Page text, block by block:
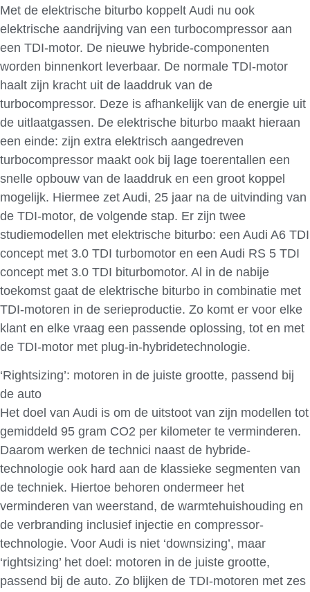
Met de elektrische biturbo koppelt Audi nu ook
elektrische aandrijving van een turbocompressor aan
een TDI-motor. De nieuwe hybride-componenten
worden binnenkort leverbaar. De normale TDI-motor
haalt zijn kracht uit de laaddruk van de
turbocompressor. Deze is afhankelijk van de energie uit
de uitlaatgassen. De elektrische biturbo maakt hieraan
een einde: zijn extra elektrisch aangedreven
turbocompressor maakt ook bij lage toerentallen een
snelle opbouw van de laaddruk en een groot koppel
mogelijk. Hiermee zet Audi, 25 jaar na de uitvinding van
de TDI-motor, de volgende stap. Er zijn twee
studiemodellen met elektrische biturbo: een Audi A6 TDI
concept met 3.0 TDI turbomotor en een Audi RS 5 TDI
concept met 3.0 TDI biturbomotor. Al in de nabije
toekomst gaat de elektrische biturbo in combinatie met
TDI-motoren in de serieproductie. Zo komt er voor elke
klant en elke vraag een passende oplossing, tot en met
de TDI-motor met plug-in-hybridetechnologie.
‘Rightsizing’: motoren in de juiste grootte, passend bij
de auto
Het doel van Audi is om de uitstoot van zijn modellen tot
gemiddeld 95 gram CO2 per kilometer te verminderen.
Daarom werken de technici naast de hybride-
technologie ook hard aan de klassieke segmenten van
de techniek. Hiertoe behoren ondermeer het
verminderen van weerstand, de warmtehuishouding en
de verbranding inclusief injectie en compressor-
technologie. Voor Audi is niet ‘downsizing’, maar
‘rightsizing’ het doel: motoren in de juiste grootte,
passend bij de auto. Zo blijken de TDI-motoren met zes